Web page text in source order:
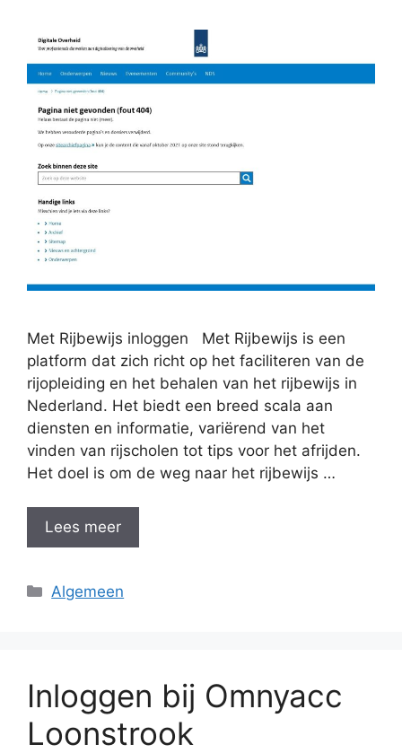
Met Rijbewijs inloggen Met Rijbewijs is een
platform dat zich richt op het faciliteren van de
rijopleiding en het behalen van het rijbewijs in
Nederland. Het biedt een breed scala aan
diensten en informatie, variërend van het
vinden van rijscholen tot tips voor het afrijden.
Het doel is om de weg naar het rijbewijs …
Lees meer
Categorieën
Algemeen
Inloggen bij Omnyacc
Loonstrook